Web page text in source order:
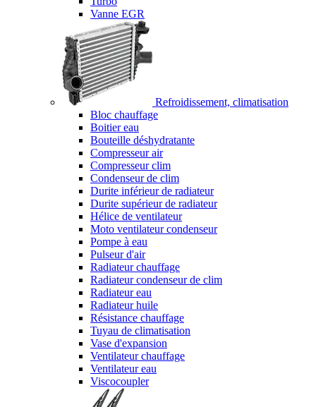
Vanne EGR
Refroidissement, climatisation
Bloc chauffage
Boitier eau
Bouteille déshydratante
Compresseur air
Compresseur clim
Condenseur de clim
Durite inférieur de radiateur
Durite supérieur de radiateur
Hélice de ventilateur
Moto ventilateur condenseur
Pompe à eau
Pulseur d'air
Radiateur chauffage
Radiateur condenseur de clim
Radiateur eau
Radiateur huile
Résistance chauffage
Tuyau de climatisation
Vase d'expansion
Ventilateur chauffage
Ventilateur eau
Viscocoupler